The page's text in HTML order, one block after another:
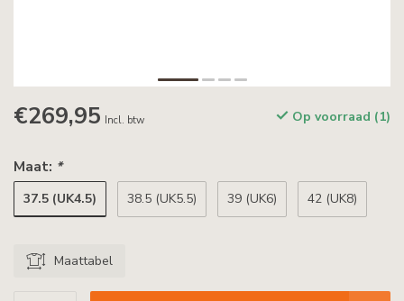
€269,95 Incl. btw Op voorraad (1)
Maat: *
37.5 (UK4.5) 38.5 (UK5.5) 39 (UK6) 42 (UK8)
Maattabel